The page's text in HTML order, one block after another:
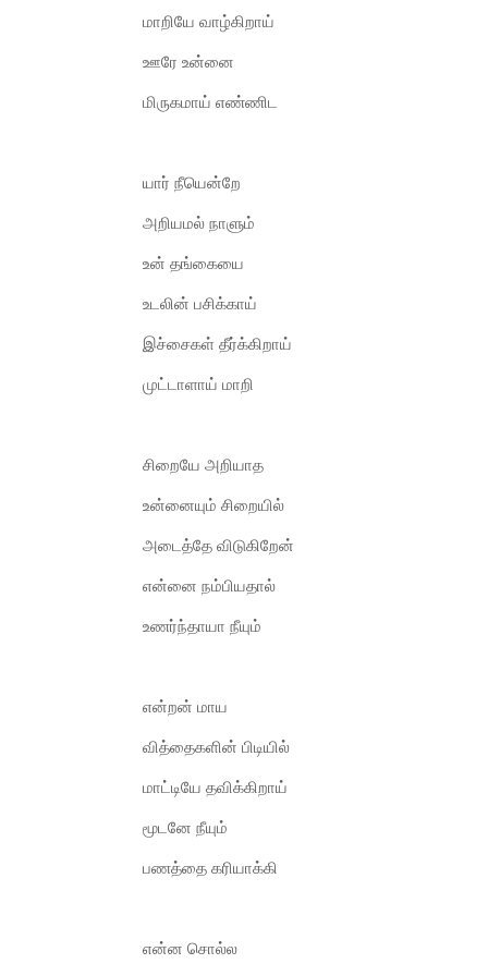
மாறியே வாழ்கிறாய்
ஊரே உன்னை
மிருகமாய் எண்ணிட
யார் நீயென்றே
அறியமல் நாளும்
உன் தங்கையை
உடலின் பசிக்காய்
இச்சைகள் தீர்க்கிறாய்
முட்டாளாய் மாறி
சிறையே அறியாத
உன்னையும் சிறையில்
அடைத்தே விடுகிறேன்
என்னை நம்பியதால்
உணர்ந்தாயா நீயும்
என்றன் மாய
வித்தைகளின் பிடியில்
மாட்டியே தவிக்கிறாய்
மூடனே நீயும்
பணத்தை கரியாக்கி
என்ன சொல்ல